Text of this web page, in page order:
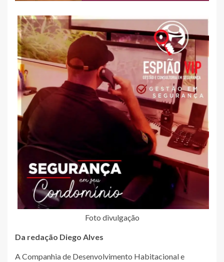
Foto divulgação
Da redação Diego Alves
A Companhia de Desenvolvimento Habitacional e